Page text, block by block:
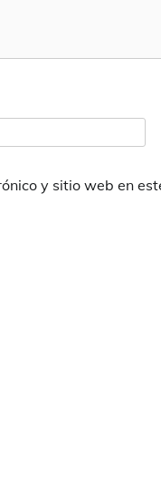
y sitio web en